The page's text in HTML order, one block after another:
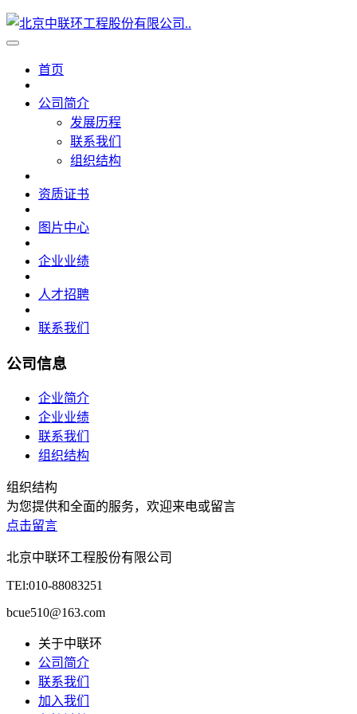
首页
公司简介
发展历程
联系我们
组织结构
资质证书
图片中心
企业业绩
人才招聘
联系我们
公司信息
企业简介
企业业绩
联系我们
组织结构
组织结构
为您提供和全面的服务，欢迎来电或留言
点击留言
北京中联环工程股份有限公司
TEl:010-88083251
bcue510@163.com
关于中联环
公司简介
联系我们
加入我们